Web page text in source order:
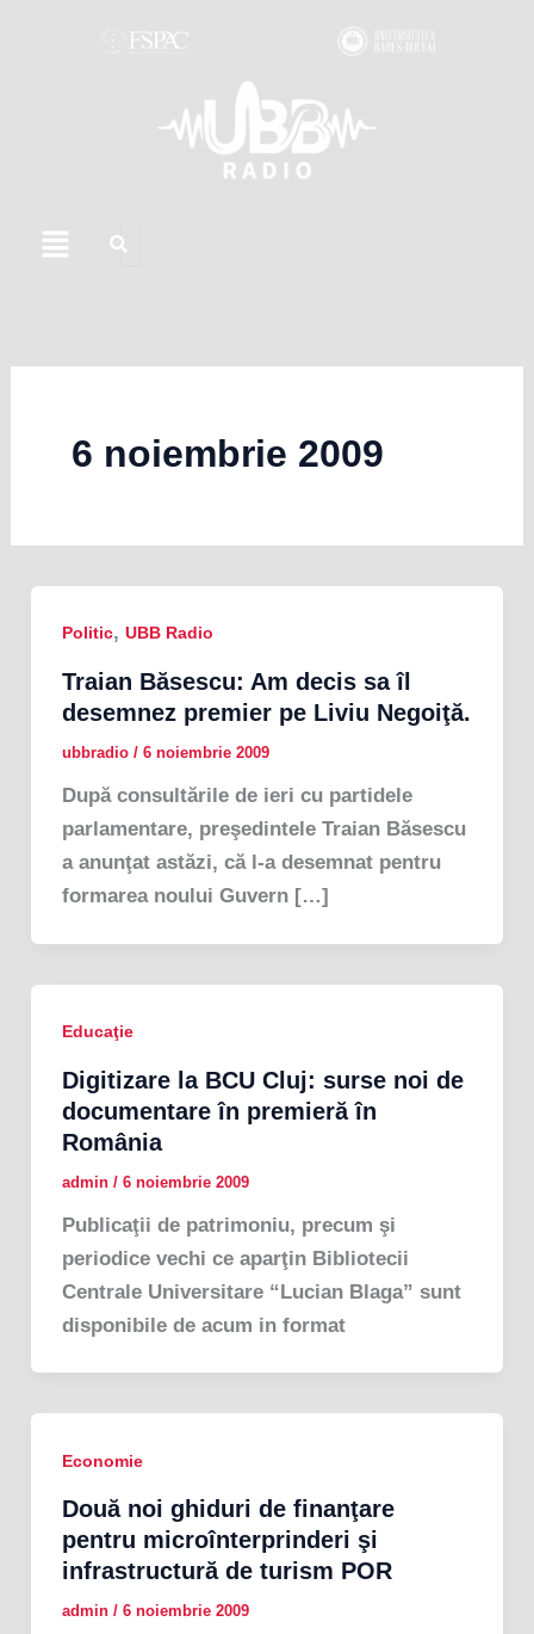
Menu
6 noiembrie 2009
Politic, UBB Radio
Traian Băsescu: Am decis sa îl
desemnez premier pe Liviu Negoiţă.
ubbradio / 6 noiembrie 2009
După consultările de ieri cu partidele
parlamentare, preşedintele Traian Băsescu
a anunţat astăzi, că l-a desemnat pentru
formarea noului Guvern […]
Educaţie
Digitizare la BCU Cluj: surse noi de
documentare în premieră în
România
admin / 6 noiembrie 2009
Publicaţii de patrimoniu, precum şi
periodice vechi ce aparţin Bibliotecii
Centrale Universitare “Lucian Blaga” sunt
disponibile de acum in format
Economie
Două noi ghiduri de finanţare
pentru microînterprinderi şi
infrastructură de turism POR
admin / 6 noiembrie 2009